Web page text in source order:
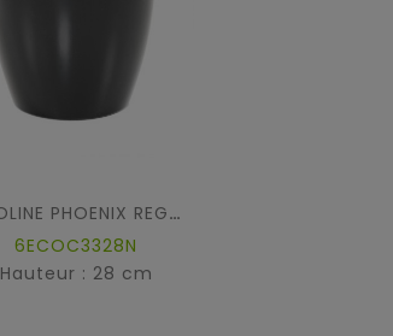
ECOLINE PHOENIX REGULAR BAQ
6ECOC3328N
Hauteur : 28 cm